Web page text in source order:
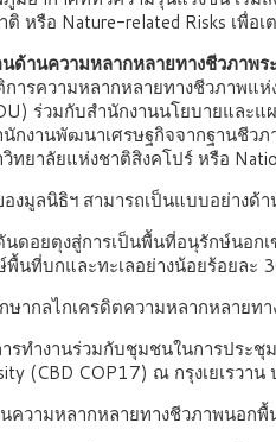
ติ หรือ Nature-related Risks เพื่อ
ด้านความหลากหลายทางชีวภาพ
รความหลากหลายทางชีวภาพแห่
ร่วมกับสำนักงานนโยบายและแ
นักงานพัฒนาเศรษฐกิจจากฐานชีว
ทยาลัยแห่งชาติสิงคโปร์ หรือ
งมูลนิธิฯ สามารถเป็นแบบอย่าง
ดอยตุงสู่การเป็นพื้นที่อนุรักษ์นอก
นที่บกและทะเลอย่างน้อยร้อยละ
ากลไกเครดิตความหลากหลายท
รทำงานร่วมกับชุมชนในการปร
(CBD COP17) ณ กรุงเยเรว
วามหลากหลายทางชีวภาพนอกพื้